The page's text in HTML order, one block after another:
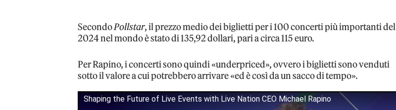
SecondoPollstar, il prezzo medio dei biglietti per i 100 concerti più importanti del
2024 nel mondo è stato di 135,92 dollari, pari a circa 115 euro.
Per Rapino, i concerti sono quindi «underpriced», ovvero i biglietti sono venduti
sotto il valore a cui potrebbero arrivare «ed è così da un sacco di tempo».
Shaping the Future of Live Events with Live Nation CEO Michael Rapino